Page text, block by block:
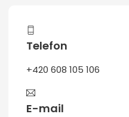
Telefon
+420 608 105 106
E-mail